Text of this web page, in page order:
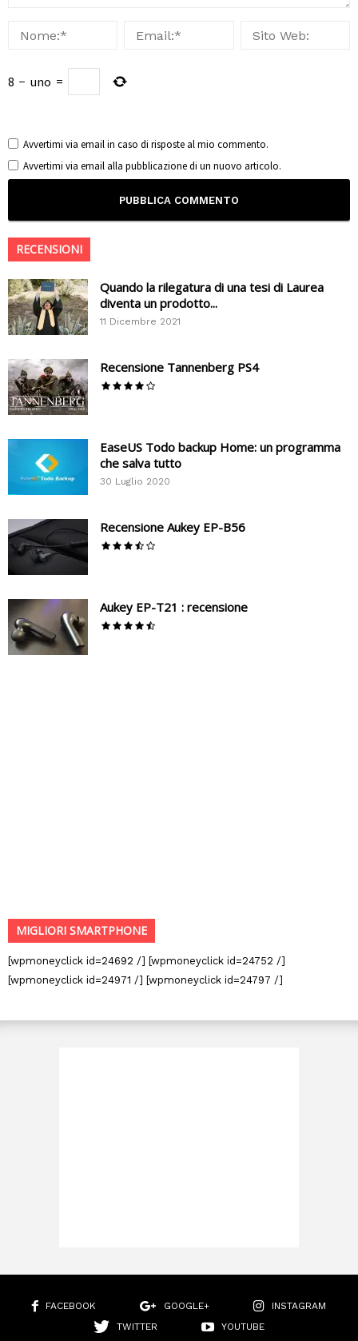
8 − uno =
Avvertimi via email in caso di risposte al mio commento.
Avvertimi via email alla pubblicazione di un nuovo articolo.
RECENSIONI
Quando la rilegatura di una tesi di Laurea
diventa un prodotto...
11 Dicembre 2021
Recensione Tannenberg PS4
EaseUS Todo backup Home: un programma
che salva tutto
30 Luglio 2020
Recensione Aukey EP-B56
Aukey EP-T21 : recensione
MIGLIORI SMARTPHONE
[wpmoneyclick id=24692 /] [wpmoneyclick id=24752 /]
[wpmoneyclick id=24971 /] [wpmoneyclick id=24797 /]
FACEBOOK GOOGLE+
INSTAGRAM
TWITTER
YOUTUBE